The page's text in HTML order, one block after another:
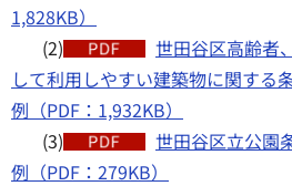
1,828KB）
(2)
世田谷区高齢者
して利用しやすい建築物に関する
例（PDF：1,932KB）
(3)
世田谷区立公園
例（PDF：279KB）